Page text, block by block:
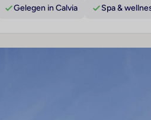
Gelegen in Calvia Spa &